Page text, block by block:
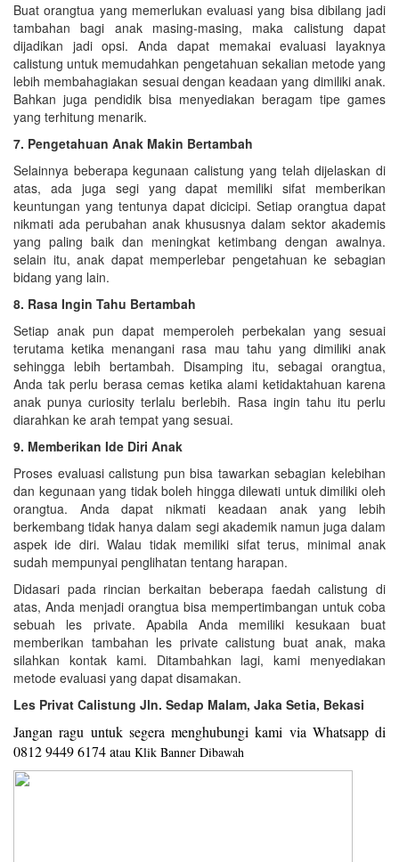
Buat orangtua yang memerlukan evaluasi yang bisa dibilang jadi
tambahan bagi anak masing-masing, maka calistung dapat
dijadikan jadi opsi. Anda dapat memakai evaluasi layaknya
calistung untuk memudahkan pengetahuan sekalian metode yang
lebih membahagiakan sesuai dengan keadaan yang dimiliki anak.
Bahkan juga pendidik bisa menyediakan beragam tipe games
yang terhitung menarik.
7. Pengetahuan Anak Makin Bertambah
Selainnya beberapa kegunaan calistung yang telah dijelaskan di
atas, ada juga segi yang dapat memiliki sifat memberikan
keuntungan yang tentunya dapat dicicipi. Setiap orangtua dapat
nikmati ada perubahan anak khususnya dalam sektor akademis
yang paling baik dan meningkat ketimbang dengan awalnya.
selain itu, anak dapat memperlebar pengetahuan ke sebagian
bidang yang lain.
8. Rasa Ingin Tahu Bertambah
Setiap anak pun dapat memperoleh perbekalan yang sesuai
terutama ketika menangani rasa mau tahu yang dimiliki anak
sehingga lebih bertambah. Disamping itu, sebagai orangtua,
Anda tak perlu berasa cemas ketika alami ketidaktahuan karena
anak punya curiosity terlalu berlebih. Rasa ingin tahu itu perlu
diarahkan ke arah tempat yang sesuai.
9. Memberikan Ide Diri Anak
Proses evaluasi calistung pun bisa tawarkan sebagian kelebihan
dan kegunaan yang tidak boleh hingga dilewati untuk dimiliki oleh
orangtua. Anda dapat nikmati keadaan anak yang lebih
berkembang tidak hanya dalam segi akademik namun juga dalam
aspek ide diri. Walau tidak memiliki sifat terus, minimal anak
sudah mempunyai penglihatan tentang harapan.
Didasari pada rincian berkaitan beberapa faedah calistung di
atas, Anda menjadi orangtua bisa mempertimbangan untuk coba
sebuah les private. Apabila Anda memiliki kesukaan buat
memberikan tambahan les private calistung buat anak, maka
silahkan kontak kami. Ditambahkan lagi, kami menyediakan
metode evaluasi yang dapat disamakan.
Les Privat Calistung Jln. Sedap Malam, Jaka Setia, Bekasi
Jangan ragu untuk segera menghubungi kami via Whatsapp di
0812 9449 6174 atau Klik Banner Dibawah